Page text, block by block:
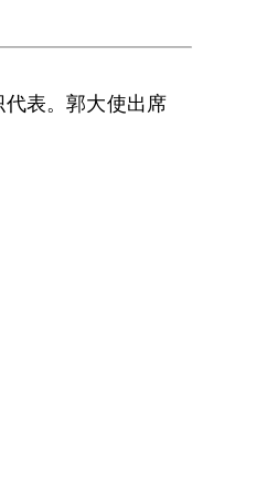
表。郭大使出席